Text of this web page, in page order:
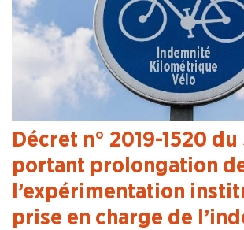
Décret n° 2019-1520 du
portant prolongation
l’expérimentation
prise en charge de